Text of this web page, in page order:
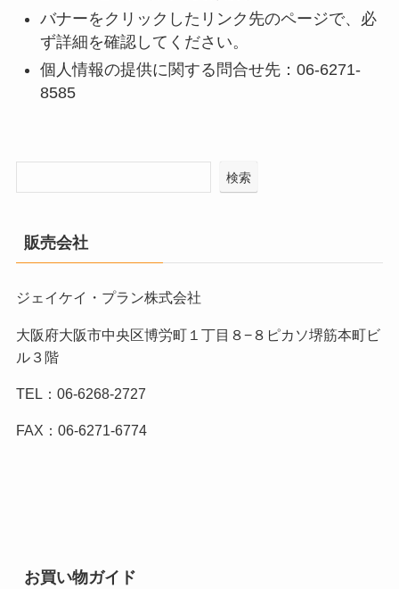
バナーをクリックしたリンク先のページで、必
ず詳細を確認してください。
個人情報の提供に関する問合せ先：06-6271-
8585
検索
販売会社
ジェイケイ・プラン株式会社
大阪府大阪市中央区博労町１丁目８−８ピカソ堺筋本町ビ
ル３階
TEL：06-6268-2727
FAX：06-6271-6774
お買い物ガイド